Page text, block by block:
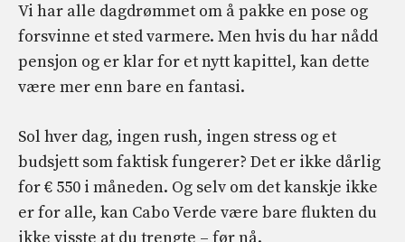
Vi har alle dagdrømmet om å pakke en pose og
forsvinne et sted varmere. Men hvis du har nådd
pensjon og er klar for et nytt kapittel, kan dette
være mer enn bare en fantasi.
Sol hver dag, ingen rush, ingen stress og et
budsjett som faktisk fungerer? Det er ikke dårlig
for € 550 i måneden. Og selv om det kanskje ikke
er for alle, kan Cabo Verde være bare flukten du